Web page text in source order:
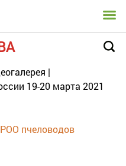
|
19-20 марта 2021
пчеловодов